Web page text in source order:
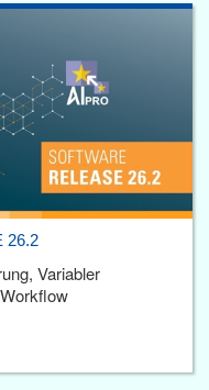
26.2
Variabler